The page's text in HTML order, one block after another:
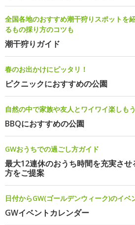
全国各地のおすすめ潮干狩りスポットを
るもの採り方のコツも
潮干狩りガイド
春のお出かけにピッタリ！
ピクニックにおすすめの公園
自然の中で家族や友人とワイワイ楽しも
BBQにおすすめの公園
GWおうちでの過ごし方ガイド
最大12連休のおうち時間を充実させ
方をご提案
日付からGW(ゴールデンウィーク)のイベ
GWイベントカレンダー